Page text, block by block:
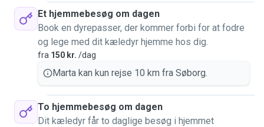
Accepting opportunities within a radius of 5 km 🚲
(anything beyond that will incur a travel expense of 60dkk)
Et hjemmebesøg om dagen
Book en dyrepasser, der kommer forbi for at fodre
og lege med dit kæledyr hjemme hos dig.
fra 150 kr. /dag
Marta kan kun rejse 10 km fra Søborg.
To hjemmebesøg om dagen
Dit kæledyr får to daglige besøg i hjemmet